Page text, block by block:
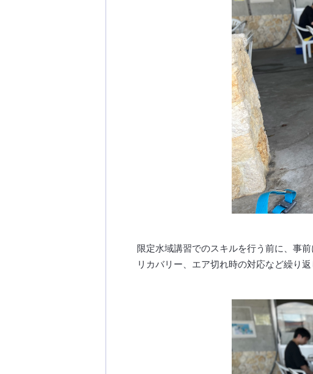
限定水域講習でのスキルを行う前に、事
リカバリー、エア切れ時の対応など繰り